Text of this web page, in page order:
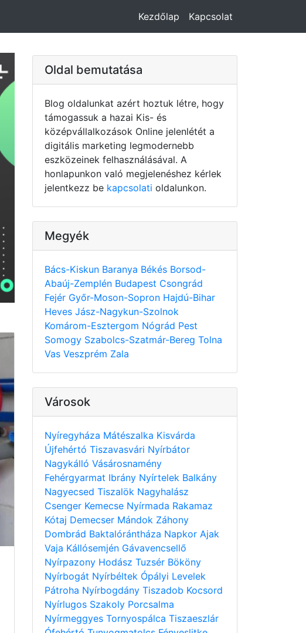
Kezdőlap Kapcsolat
Oldal bemutatása
Blog oldalunkat azért hoztuk létre, hogy
támogassuk a hazai Kis- és
középvállalkozások Online jelenlétét a
digitális marketing legmodernebb
eszközeinek felhasználásával. A
honlapunkon való megjelenéshez kérlek
jelentkezz be kapcsolati oldalunkon.
Megyék
Bács-Kiskun Baranya Békés Borsod-
Abaúj-Zemplén Budapest Csongrád
Fejér Győr-Moson-Sopron Hajdú-Bihar
Heves Jász-Nagykun-Szolnok
Komárom-Esztergom Nógrád Pest
Somogy Szabolcs-Szatmár-Bereg Tolna
Vas Veszprém Zala
Városok
Nyíregyháza Mátészalka Kisvárda
Újfehértó Tiszavasvári Nyírbátor
Nagykálló Vásárosnamény
Fehérgyarmat Ibrány Nyírtelek Balkány
Nagyecsed Tiszalök Nagyhalász
Csenger Kemecse Nyírmada Rakamaz
Kótaj Demecser Mándok Záhony
Dombrád Baktalórántháza Napkor Ajak
Vaja Kállósemjén Gávavencsellő
Nyírpazony Hodász Tuzsér Bököny
Nyírbogát Nyírbéltek Ópályi Levelek
Pátroha Nyírbogdány Tiszadob Kocsord
Nyírlugos Szakoly Porcsalma
Nyírmeggyes Tornyospálca Tiszaeszlár